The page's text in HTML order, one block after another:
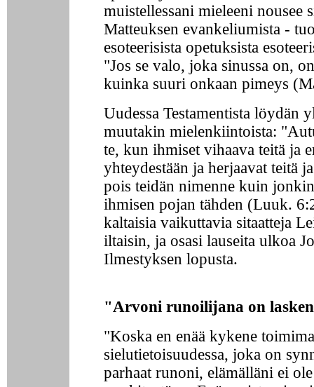
muistellessani mieleeni nousee
Matteuksen evankeliumista -
esoteerisista opetuksista
"Jos se valo, joka sinussa on,
kuinka suuri onkaan pimeys
Uudessa Testamentista löydän
muutakin mielenkiintoista:
te, kun ihmiset vihaava teitä ja
yhteydestään ja herjaavat teitä
pois teidän nimenne kuin
ihmisen pojan tähden (Luuk.
kaltaisia vaikuttavia sitaatteja
iltaisin, ja osasi lauseita ulkoa
Ilmestyksen lopusta.
"Arvoni runoilijana on
"Koska en enää kykene
sielutietoisuudessa, joka on
parhaat runoni, elämälläni ei ole